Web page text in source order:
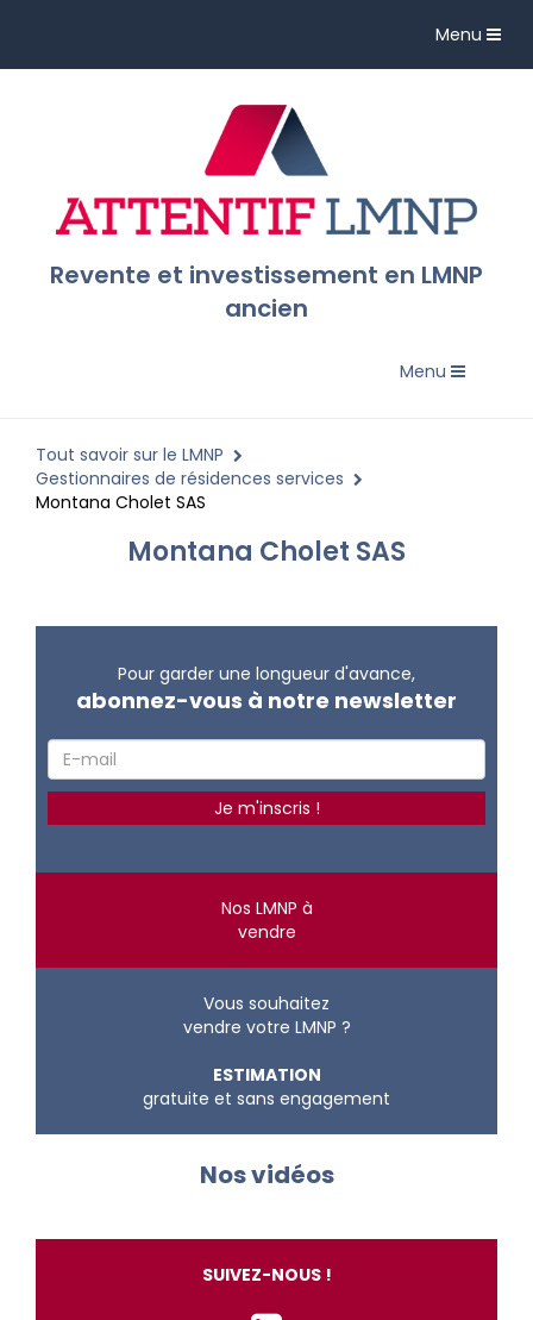
Toggle
Menu
Revente et investissement en LMNP
ancien
Toggle
Menu
Tout savoir sur le LMNP
Gestionnaires de résidences services
Montana Cholet SAS
Montana Cholet SAS
Pour garder une longueur d'avance,
abonnez-vous à notre newsletter
Nos LMNP à
vendre
Vous souhaitez
vendre votre LMNP ?
ESTIMATION
gratuite et sans engagement
Nos vidéos
SUIVEZ-NOUS !